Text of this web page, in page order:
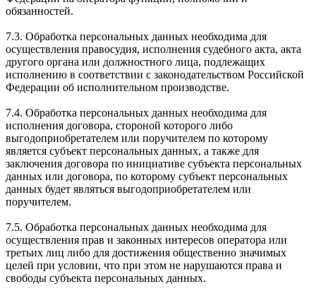
обязанностей.
7.3. Обработка персональных данных необходима для
осуществления правосудия, исполнения судебного акта, акта
другого органа или должностного лица, подлежащих
исполнению в соответствии с законодательством Российской
Федерации об исполнительном производстве.
7.4. Обработка персональных данных необходима для
исполнения договора, стороной которого либо
выгодоприобретателем или поручителем по которому
является субъект персональных данных, а также для
заключения договора по инициативе субъекта персональных
данных или договора, по которому субъект персональных
данных будет являться выгодоприобретателем или
поручителем.
7.5. Обработка персональных данных необходима для
осуществления прав и законных интересов оператора или
третьих лиц либо для достижения общественно значимых
целей при условии, что при этом не нарушаются права и
свободы субъекта персональных данных.